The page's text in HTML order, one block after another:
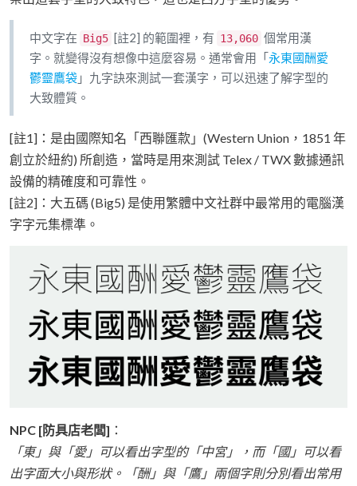
中文字在 Big5 [註2] 的範圍裡，有 13,060 個常用漢
字。就變得沒有想像中這麼容易。通常會用「永東國酬愛
鬱靈鷹袋 」九字訣來測試一套漢字，可以迅速了解字型的
大致體質。
[註1]：是由國際知名「西聯匯款」(Western Union，1851 年
創立於紐約) 所創造，當時是用來測試 Telex / TWX 數據通訊
設備的精確度和可靠性。
[註2]：大五碼 (Big5) 是使用繁體中文社群中最常用的電腦漢
字字元集標準。
NPC [防具店老闆] ：
「東」與「愛」可以看出字型的「中宮」，而「國」可以看
出字面大小與形狀。「酬」與「鷹」兩個字則分別看出常用